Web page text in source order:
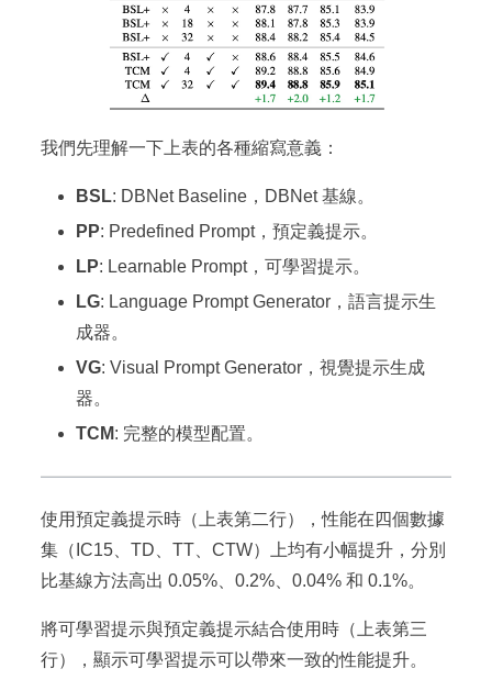
我們先理解一下上表的各種縮寫意義：
BSL: DBNet Baseline，DBNet 基線。
PP: Predefined Prompt，預定義提示。
LP: Learnable Prompt，可學習提示。
LG: Language Prompt Generator，語言提示生
成器。
VG: Visual Prompt Generator，視覺提示生成
器。
TCM: 完整的模型配置。
使用預定義提示時（上表第二行），性能在四個數據
集（IC15、TD、TT、CTW）上均有小幅提升，分別
比基線方法高出 0.05%、0.2%、0.04% 和 0.1%。
將可學習提示與預定義提示結合使用時（上表第三
行），顯示可學習提示可以帶來一致的性能提升。